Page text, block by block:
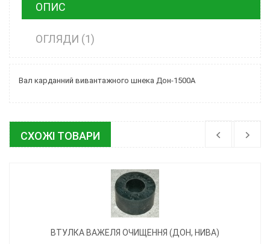
ОПИС
ОГЛЯДИ (1)
Вал карданний вивантажного шнека Дон-1500А
СХОЖІ ТОВАРИ
ВТУЛКА ВАЖЕЛЯ ОЧИЩЕННЯ (ДОН, НИВА)